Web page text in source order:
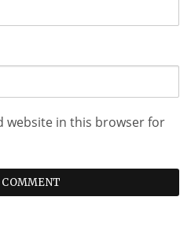
website in this browser for